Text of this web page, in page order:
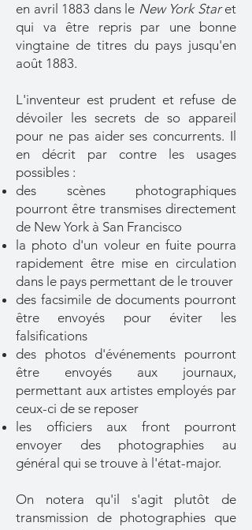
en avril 1883 dans le New York Staret
qui va être repris par une bonne
vingtaine de titres du pays jusqu'en
août 1883.
L'inventeur est prudent et refuse de
dévoiler les secrets de so appareil
pour ne pas aider ses concurrents. Il
en décrit par contre les usages
possibles :
des scènes photographiques
pourront être transmises directement
de New York à San Francisco
la photo d'un voleur en fuite pourra
rapidement être mise en circulation
dans le pays permettant de le trouver
des facsimile de documents pourront
être envoyés pour éviter les
falsifications
des photos d'événements pourront
être envoyés aux journaux,
permettant aux artistes employés par
ceux-ci de se reposer
les officiers aux front pourront
envoyer des photographies au
général qui se trouve à l'état-major.
On notera qu'il s'agit plutôt de
transmission de photographies que